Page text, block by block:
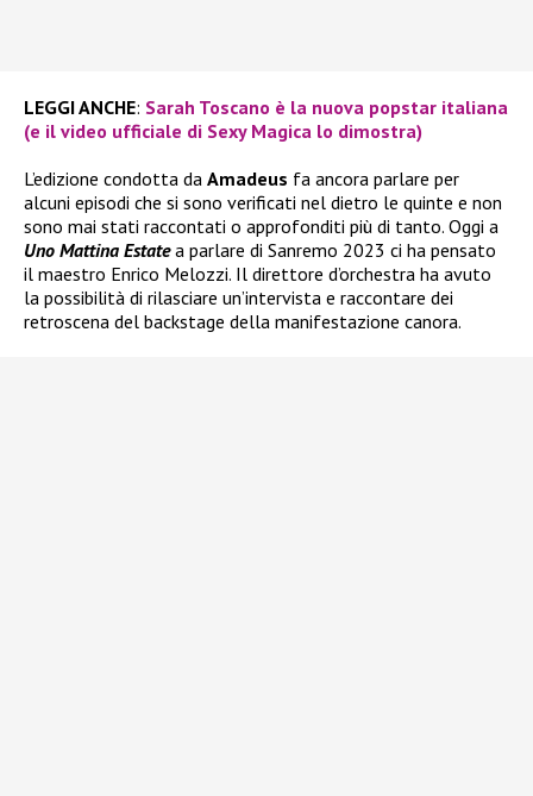
LEGGI ANCHE: Sarah Toscano è la nuova popstar italiana
(e il video ufficiale di Sexy Magica lo dimostra)
L’edizione condotta da Amadeus fa ancora parlare per
alcuni episodi che si sono verificati nel dietro le quinte e non
sono mai stati raccontati o approfonditi più di tanto. Oggi a
Uno Mattina Estatea parlare di Sanremo 2023 ci ha pensato
il maestro Enrico Melozzi. Il direttore d’orchestra ha avuto
la possibilità di rilasciare un’intervista e raccontare dei
retroscena del backstage della manifestazione canora.